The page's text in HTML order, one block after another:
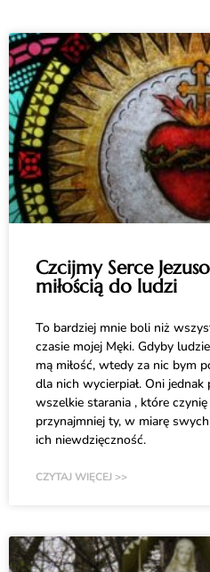
Czcijmy Serce
miłością do ludzi
To bardziej mnie boli niż
czasie mojej Męki. Gdyby
mą miłość, wtedy za nic bym
dla nich wycierpiał. Oni
wszelkie starania , które
przynajmniej ty, w miarę
ich niewdzięczność.
CZYTAJ WIĘCEJ >>